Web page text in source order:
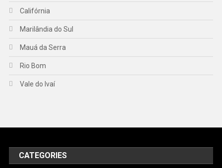
Califórnia
Marilândia do Sul
Mauá da Serra
Rio Bom
Vale do Ivaí
CATEGORIES